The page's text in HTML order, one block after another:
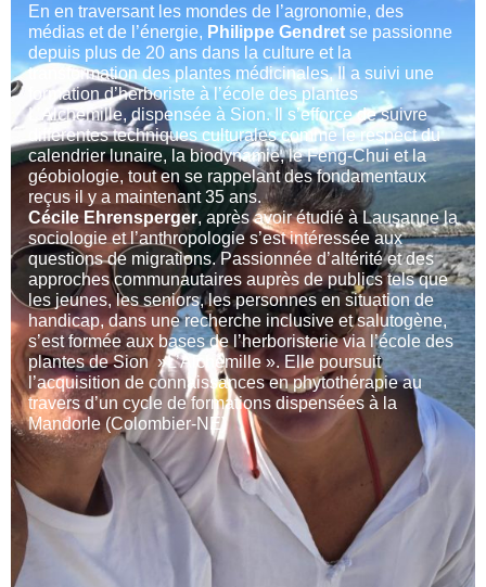
En en traversant les mondes de l’agronomie, des
médias et de l’énergie, Philippe Gendret se passionne
depuis plus de 20 ans dans la culture et la
transformation des plantes médicinales, Il a suivi une
formation d’herboriste à l’école des plantes
L’Alchémille, dispensée à Sion. Il s’efforce de suivre
différentes techniques culturales comme le respect du
calendrier lunaire, la biodynamie, le Feng-Chui et la
géobiologie, tout en se rappelant des fondamentaux
reçus il y a maintenant 35 ans.
Cécile Ehrensperger, après avoir étudié à Lausanne la
sociologie et l’anthropologie s’est intéressée aux
questions de migrations. Passionnée d’altérité et des
approches communautaires auprès de publics tels que
les jeunes, les seniors, les personnes en situation de
handicap, dans une recherche inclusive et salutogène,
s’est formée aux bases de l’herboristerie via l’école des
plantes de Sion »L’Alchémille ». Elle poursuit
l’acquisition de connaissances en phytothérapie au
travers d’un cycle de formations dispensées à la
Mandorle (Colombier-NE)